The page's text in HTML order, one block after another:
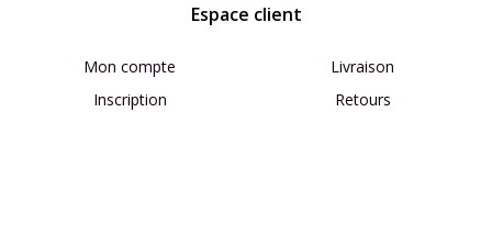
Espace client
Mon compte
Inscription
Livraison
Retours